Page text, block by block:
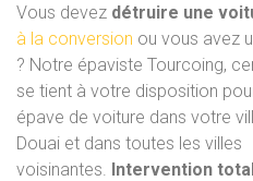
Vous devez détruire une
à la conversion ou vous avez
? Notre épaviste Tourcoing,
se tient à votre disposition
épave de voiture dans votre
Douai et dans toutes les villes
voisinantes. Intervention